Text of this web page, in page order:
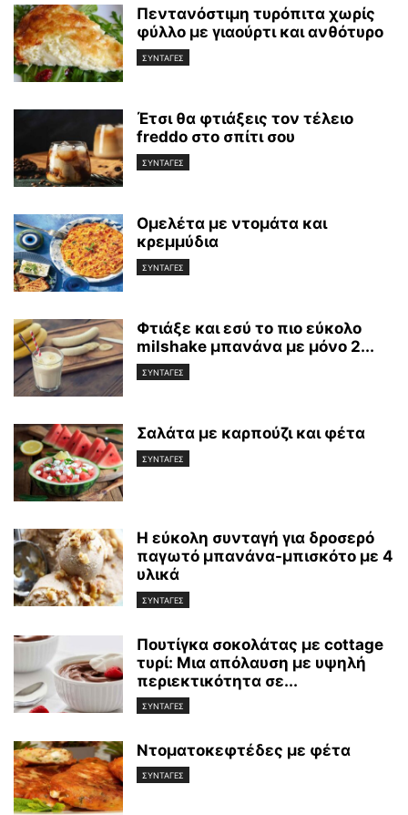
Πεντανόστιμη τυρόπιτα χωρίς
φύλλο με γιαούρτι και ανθότυρο
ΣΥΝΤΑΓΕΣ
Έτσι θα φτιάξεις τον τέλειο
freddo στο σπίτι σου
ΣΥΝΤΑΓΕΣ
Ομελέτα με ντομάτα και
κρεμμύδια
ΣΥΝΤΑΓΕΣ
Φτιάξε και εσύ το πιο εύκολο
milshake μπανάνα με μόνο 2...
ΣΥΝΤΑΓΕΣ
Σαλάτα με καρπούζι και φέτα
ΣΥΝΤΑΓΕΣ
Η εύκολη συνταγή για δροσερό
παγωτό μπανάνα-μπισκότο με 4
υλικά
ΣΥΝΤΑΓΕΣ
Πουτίγκα σοκολάτας με cottage
τυρί: Μια απόλαυση με υψηλή
περιεκτικότητα σε...
ΣΥΝΤΑΓΕΣ
Ντοματοκεφτέδες με φέτα
ΣΥΝΤΑΓΕΣ